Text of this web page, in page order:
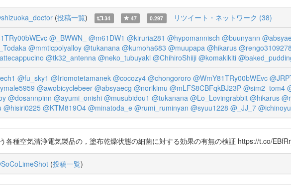
(投稿一覧) 34 47 0.297 リツイート・ネットワーク (38)
@_BWWN_ @m61DW1 @kiruria281 @hypomannisch @buunyann
@mmticpolyalloy @tukanana @kumoha683 @muupapa @hikarus
@tk32_antenna @neko_tubuyaki @ChihiroShiiji @komakikiti
@fu_sky1 @Iriomotetamanek @cocozy4 @chongororo @WmY81TRy00bWEvc
@awobicyclebeer @absyaecg @norikimu @mLFS8CBFqkBJ23P @sim2_tom4
@dosannpinn @ayumi_onishi @musubidou1 @tukanana @Lo_Lovingrabbit @hikarus
@hisiri0225 @KTM819O4 @minatoda_e @rumi_ruminyan @syuu1228 @_JJ_7
各種空気清浄電気製品の，塗布乾燥状態の細菌に対する効果の有無の検証 https://t.co/
(投稿一覧)